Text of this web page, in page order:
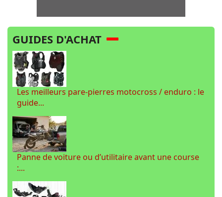
GUIDES D'ACHAT
Les meilleurs pare-pierres motocross / enduro : le
guide...
Panne de voiture ou d’utilitaire avant une course
:...